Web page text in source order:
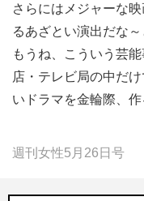
さらにはメジャーな
るあざとい演出だな
もうね、こういう芸
店・テレビ局の中だ
いドラマを金輪際、作
週刊女性5月26日号